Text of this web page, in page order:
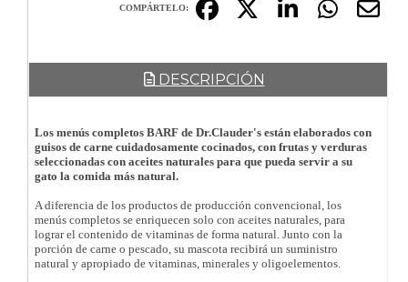
COMPÁRTELO:
DESCRIPCIÓN
Los menús completos BARF de Dr.Clauder's están elaborados con
guisos de carne cuidadosamente cocinados, con frutas y verduras
seleccionadas con aceites naturales para que pueda servir a su
gato la comida más natural.
A diferencia de los productos de producción convencional, los
menús completos se enriquecen solo con aceites naturales, para
lograr el contenido de vitaminas de forma natural. Junto con la
porción de carne o pescado, su mascota recibirá un suministro
natural y apropiado de vitaminas, minerales y oligoelementos.